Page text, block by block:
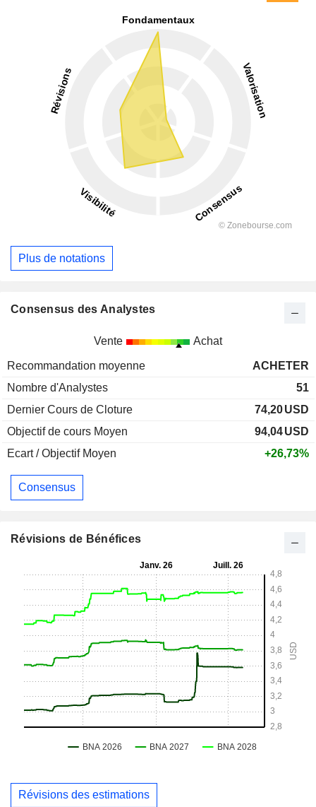
Plus de notations
Consensus des Analystes
Vente Achat
Recommandation moyenne
ACHETER
Nombre d'Analystes
51
Dernier Cours de Cloture
74,20USD
Objectif de cours Moyen
94,04USD
Ecart / Objectif Moyen
+26,73%
Consensus
Révisions de Bénéfices
Révisions des estimations